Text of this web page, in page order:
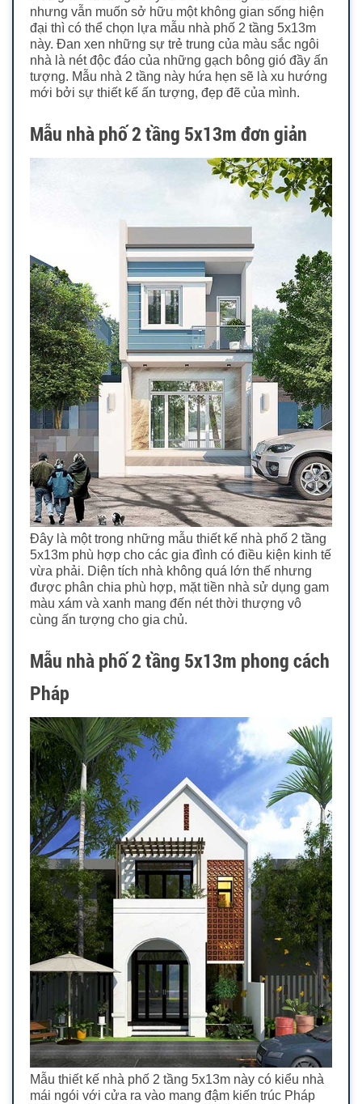
nhưng vẫn muốn sở hữu một không gian sống hiện
đại thì có thể chọn lựa mẫu nhà phố 2 tầng 5x13m
này. Đan xen những sự trẻ trung của màu sắc ngôi
nhà là nét độc đáo của những gạch bông gió đầy ấn
tượng. Mẫu nhà 2 tầng này hứa hẹn sẽ là xu hướng
mới bởi sự thiết kế ấn tượng, đẹp đẽ của mình.
Mẫu nhà phố 2 tầng 5x13m đơn giản
Đây là một trong những mẫu thiết kế nhà phố 2 tầng
5x13m phù hợp cho các gia đình có điều kiện kinh tế
vừa phải. Diện tích nhà không quá lớn thế nhưng
được phân chia phù hợp, mặt tiền nhà sử dụng gam
màu xám và xanh mang đến nét thời thượng vô
cùng ấn tượng cho gia chủ.
Mẫu nhà phố 2 tầng 5x13m phong cách
Pháp
Mẫu thiết kế nhà phố 2 tầng 5x13m này có kiểu nhà
mái ngói với cửa ra vào mang đậm kiến trúc Pháp